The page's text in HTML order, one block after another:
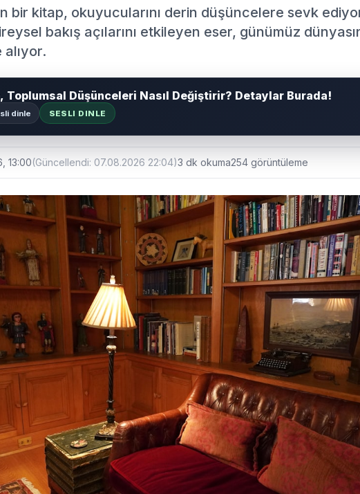
bir kitap, okuyucularını derin düşüncelere sevk
bakış açılarını etkileyen eser, günümüz
Toplumsal Düşünceleri Nasıl Değiştirir? Detaylar Burada!
dinle SESLI DINLE
13:00(Güncellendi: 07.08.2026 22:04)3 dk okuma254 görüntüleme